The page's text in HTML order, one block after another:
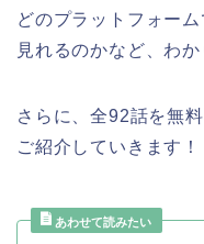
どのプラットフォー
見れるのかなど、わ
さらに、全92話を無
ご紹介していきます！